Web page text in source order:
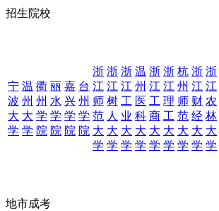
招生院校
宁
波
大
学
温
州
大
学
衢
州
学
院
丽
水
学
院
嘉
兴
学
院
台
州
学
院
浙
江
师
范
大
学
浙
江
树
人
大
学
浙
江
工
业
大
学
温
州
医
科
大
学
浙
江
工
商
大
学
浙
江
理
工
大
学
杭
州
师
范
大
学
浙
江
财
经
大
学
浙
江
农
林
大
学
地市成考